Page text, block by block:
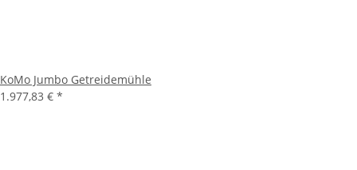
KoMo Jumbo Getreidemühle
1.977,83 € *